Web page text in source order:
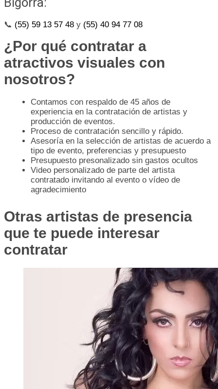
📞 (55) 59 13 57 48 y (55) 40 94 77 08
¿Por qué contratar a
atractivos visuales con
nosotros?
Contamos con respaldo de 45 años de
experiencia en la contratación de artistas y
producción de eventos.
Proceso de contratación sencillo y rápido.
Asesoría en la selección de artistas de acuerdo a
tipo de evento, preferencias y presupuesto
Presupuesto presonalizado sin gastos ocultos
Video personalizado de parte del artista
contratado invitando al evento o vídeo de
agradecimiento
Otras artistas de presencia
que te puede interesar
contratar